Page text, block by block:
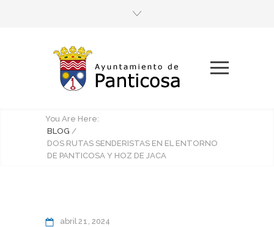
You Are Here:
BLOG /
DOS RUTAS SENDERISTAS EN EL ENTORNO
DE PANTICOSA Y HOZ DE JACA
abril21 2024